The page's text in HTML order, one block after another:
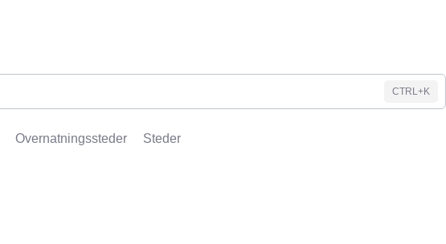
CTRL+K
Overnatningssteder Steder